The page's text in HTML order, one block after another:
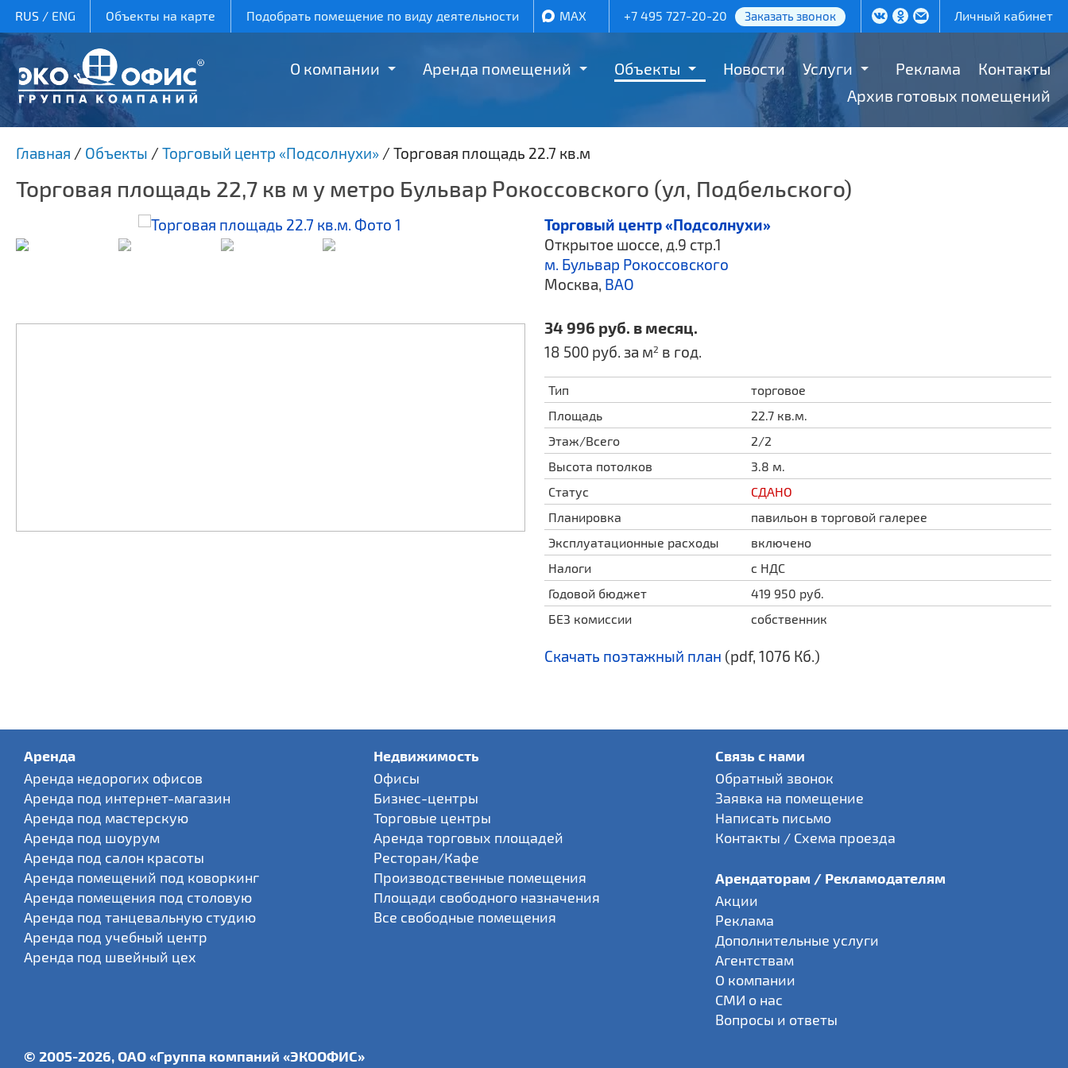
RUS/ ENG Объекты на карте Подобрать помещение по виду деятельности MAX +7 495 727-20-20 Заказать звонок Личный кабинет
О компании Аренда помещений Объекты Новости Услуги Реклама
Контакты
Архив готовых помещений
Главная / Объекты / Торговый центр «Подсолнухи» / Торговая площадь 22.7 кв.м
Торговая площадь 22,7 кв м у метро Бульвар Рокоссовского (ул, Подбельского)
Торговый центр «Подсолнухи»
Открытое шоссе, д.9 стр.1
м. Бульвар Рокоссовского
Москва, ВАО
34 996 руб. в месяц.
18 500 руб. за м2 в год.
Тип
торговое
Площадь
22.7 кв.м.
Этаж/Всего
2/2
Высота потолков
3.8 м.
Статус
СДАНО
Планировка
павильон в торговой галерее
Эксплуатационные расходы
включено
Налоги
с НДС
Годовой бюджет
419 950 руб.
БЕЗ комиссии
собственник
Скачать поэтажный план (pdf, 1076 Кб.)
Аренда
Аренда недорогих офисов
Аренда под интернет-магазин
Аренда под мастерскую
Аренда под шоурум
Аренда под салон красоты
Аренда помещений под коворкинг
Аренда помещения под столовую
Аренда под танцевальную студию
Аренда под учебный центр
Аренда под швейный цех
Недвижимость
Офисы
Бизнес-центры
Торговые центры
Аренда торговых площадей
Ресторан/Кафе
Производственные помещения
Площади свободного назначения
Все свободные помещения
Связь с нами
Обратный звонок
Заявка на помещение
Написать письмо
Контакты / Схема проезда
Арендаторам / Рекламодателям
Акции
Реклама
Дополнительные услуги
Агентствам
О компании
СМИ о нас
Вопросы и ответы
© 2005-2026, ОАО «Группа компаний «ЭКООФИС»